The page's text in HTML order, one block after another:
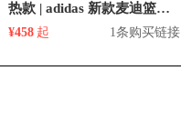
热款 | adidas 新款麦迪篮球运动短裤 DP4940
¥458 起 1条购买链接